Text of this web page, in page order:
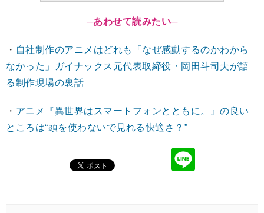
─あわせて読みたい─
・ 自社制作のアニメはどれも「なぜ感動するのかわから
なかった」ガイナックス元代表取締役・岡田斗司夫が語
る制作現場の裏話
・ アニメ『異世界はスマートフォンとともに。』の良い
ところは“頭を使わないで見れる快適さ？”